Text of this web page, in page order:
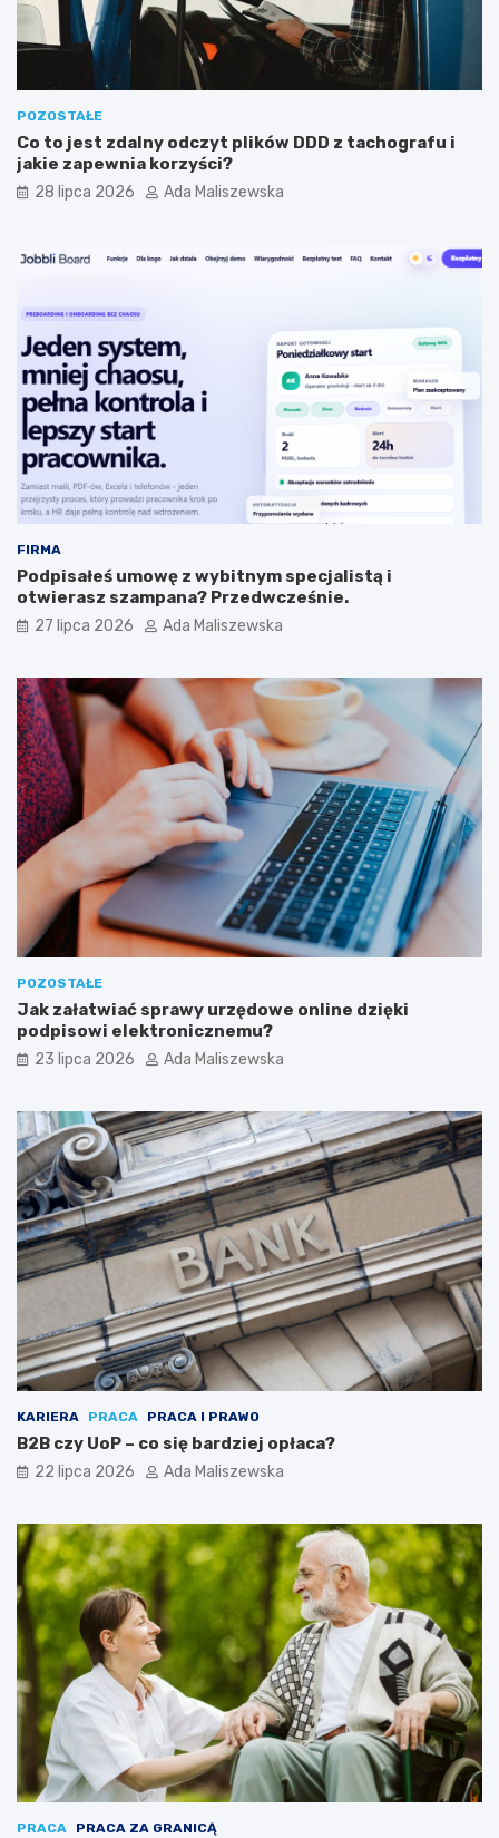
m
?
POZOSTAŁE
Co to jest zdalny odczyt plików DDD z tachografu i
jakie zapewnia korzyści?
28 lipca 2026 Ada Maliszewska
FIRMA
Podpisałeś umowę z wybitnym specjalistą i
otwierasz szampana? Przedwcześnie.
27 lipca 2026 Ada Maliszewska
POZOSTAŁE
Jak załatwiać sprawy urzędowe online dzięki
podpisowi elektronicznemu?
23 lipca 2026 Ada Maliszewska
KARIERA PRACA PRACA I PRAWO
B2B czy UoP – co się bardziej opłaca?
22 lipca 2026 Ada Maliszewska
PRACA PRACA ZA GRANICĄ